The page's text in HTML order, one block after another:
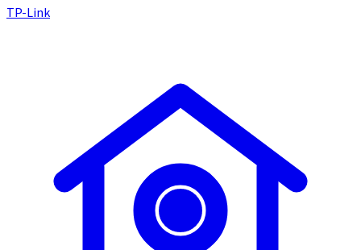
TP-Link